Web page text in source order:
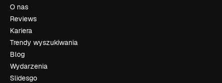
O nas
Reviews
Kariera
Trendy wyszukiwania
Blog
Wydarzenia
Slidesgo